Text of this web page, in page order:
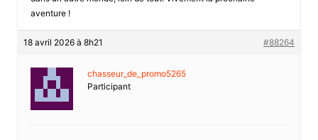
aventure !
18 avril 2026 à 8h21 #88264
chasseur_de_promo5265
Participant